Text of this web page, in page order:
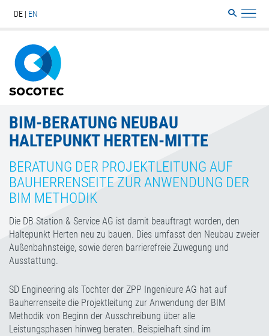
DE
EN
BIM-BERATUNG NEUBAU
HALTEPUNKT HERTEN-MITTE
BERATUNG DER PROJEKTLEITUNG AUF
BAUHERRENSEITE ZUR ANWENDUNG DER
BIM METHODIK
Die DB Station & Service AG ist damit beauftragt worden, den
Haltepunkt Herten neu zu bauen. Dies umfasst den Neubau zweier
Außenbahnsteige, sowie deren barrierefreie Zuwegung und
Ausstattung.
SD Engineering als Tochter der ZPP Ingenieure AG hat auf
Bauherrenseite die Projektleitung zur Anwendung der BIM
Methodik von Beginn der Ausschreibung über alle
Leistungsphasen hinweg beraten. Beispielhaft sind im